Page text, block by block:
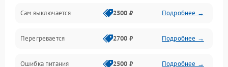
Сам выключается 2500 ₽ Подробнее →
Перегревается 2700 ₽ Подробнее →
Ошибка питания 2500 ₽ Подробнее →